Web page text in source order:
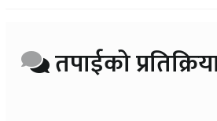
तपाईको